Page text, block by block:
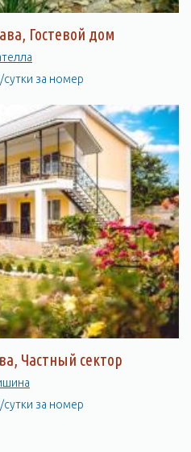
Гостевой дом
за номер
Частный сектор
за номер